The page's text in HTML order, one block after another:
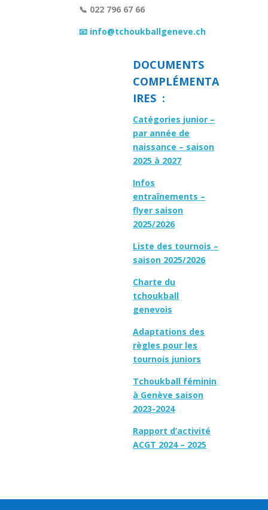
📞 022 796 67 66
📧 info@tchoukballgeneve.ch
DOCUMENTS
COMPLÉMENTA
IRES :
Catégories junior –
par année de
naissance – saison
2025 à 2027
Infos
entraînements –
flyer saison
2025/2026
Liste des tournois –
saison 2025/2026
Charte du
tchoukball
genevois
Adaptations des
règles pour les
tournois juniors
Tchoukball féminin
à Genève saison
2023-2024
Rapport d’activité
ACGT 2024 – 2025